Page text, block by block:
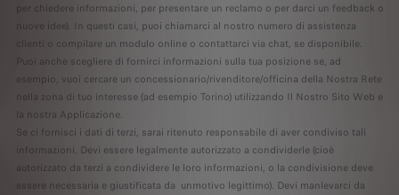
per chiedere informazioni, per presentare un reclamo o per darci un feedback o
nuove idee). In questi casi, puoi chiamarci al nostro numero di assistenza
clienti o compilare un modulo online o contattarci via chat, se disponibile.
Puoi anche scegliere di fornirci informazioni sulla tua posizione se, ad
esempio, vuoi cercare un concessionario/rivenditore/officina della Nostra Rete
nella zona di tuo interesse (ad esempio Torino) utilizzando Il Nostro Sito Web e
la nostra Applicazione.
Se ci fornisci i dati di terzi, sarai ritenuto responsabile di aver condiviso tali
informazioni. Devi essere legalmente autorizzato a condividerle (cioè
autorizzato da terzi a condividere le loro informazioni, o la condivisione deve
essere necessaria e giustificata da unmotivo legittimo). Devi manlevarci da